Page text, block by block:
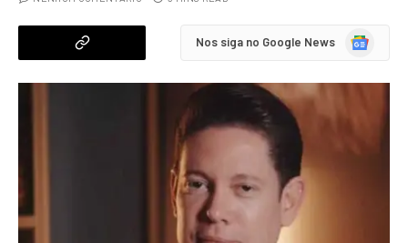
Nos siga no Google News
Google